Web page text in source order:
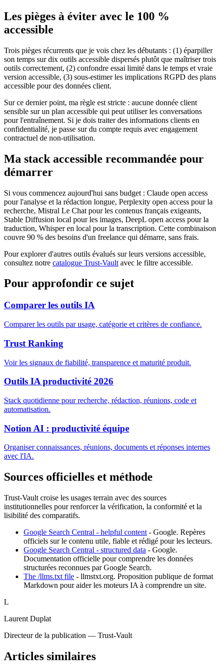
Les pièges à éviter avec le 100 %
accessible
Trois pièges récurrents que je vois chez les débutants : (1) éparpiller
son temps sur dix outils accessible dispersés plutôt que maîtriser trois
outils correctement, (2) confondre essai limité dans le temps et vraie
version accessible, (3) sous-estimer les implications RGPD des plans
accessible pour des données client.
Sur ce dernier point, ma règle est stricte : aucune donnée client
sensible sur un plan accessible qui peut utiliser les conversations
pour l'entraînement. Si je dois traiter des informations clients en
confidentialité, je passe sur du compte requis avec engagement
contractuel de non-utilisation.
Ma stack accessible recommandée pour
démarrer
Si vous commencez aujourd'hui sans budget : Claude open access
pour l'analyse et la rédaction longue, Perplexity open access pour la
recherche, Mistral Le Chat pour les contenus français exigeants,
Stable Diffusion local pour les images, DeepL open access pour la
traduction, Whisper en local pour la transcription. Cette combinaison
couvre 90 % des besoins d'un freelance qui démarre, sans frais.
Pour explorer d'autres outils évalués sur leurs versions accessible,
consultez notre catalogue Trust-Vault avec le filtre accessible.
Pour approfondir ce sujet
Comparer les outils IA
Comparer les outils par usage, catégorie et critères de confiance.
Trust Ranking
Voir les signaux de fiabilité, transparence et maturité produit.
Outils IA productivité 2026
Stack quotidienne pour recherche, rédaction, réunions, code et
automatisation.
Notion AI : productivité équipe
Organiser connaissances, réunions, documents et réponses internes
avec l'IA.
Sources officielles et méthode
Trust-Vault croise les usages terrain avec des sources
institutionnelles pour renforcer la vérification, la conformité et la
lisibilité des comparatifs.
Google Search Central - helpful content - Google. Repères
officiels sur le contenu utile, fiable et rédigé pour les lecteurs.
Google Search Central - structured data - Google.
Documentation officielle pour comprendre les données
structurées reconnues par Google Search.
The /llms.txt file - llmstxt.org. Proposition publique de format
Markdown pour aider les moteurs IA à comprendre un site.
L
Laurent Duplat
Directeur de la publication — Trust-Vault
Articles similaires